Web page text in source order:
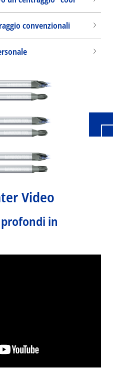
convenzionali
Video
in